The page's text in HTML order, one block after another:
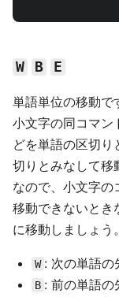
W B E
単語単位の移動で
小文字の同コマン
どを単語の区切
切りとみなして移
なので、小文字の
移動できないとき
に移動しましょう。
W : 次の単語の
B : 前の単語の